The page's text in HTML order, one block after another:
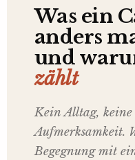
Was ein
anders
und
zählt
Kein Alltag,
Aufmerksamkeit.
Begegnung mit